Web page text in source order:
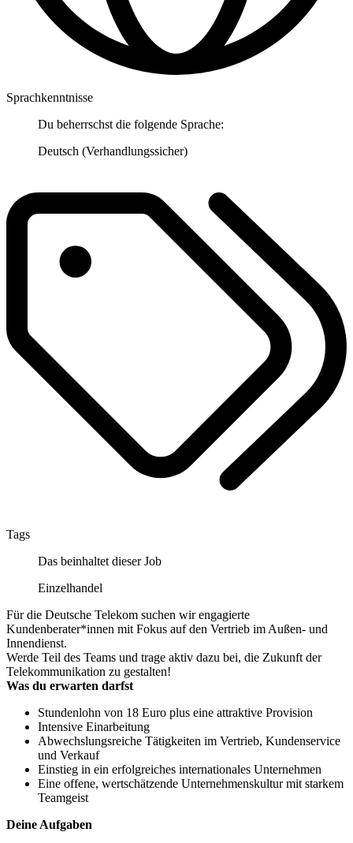
Sprachkenntnisse
Du beherrschst die folgende Sprache:
Deutsch (Verhandlungssicher)
Tags
Das beinhaltet dieser Job
Einzelhandel
Für die Deutsche Telekom suchen wir engagierte
Kundenberater*innen mit Fokus auf den Vertrieb im Außen- und
Innendienst.
Werde Teil des Teams und trage aktiv dazu bei, die Zukunft der
Telekommunikation zu gestalten!
Was du erwarten darfst
Stundenlohn von 18 Euro plus eine attraktive Provision
Intensive Einarbeitung
Abwechslungsreiche Tätigkeiten im Vertrieb, Kundenservice
und Verkauf
Einstieg in ein erfolgreiches internationales Unternehmen
Eine offene, wertschätzende Unternehmenskultur mit starkem
Teamgeist
Deine Aufgaben